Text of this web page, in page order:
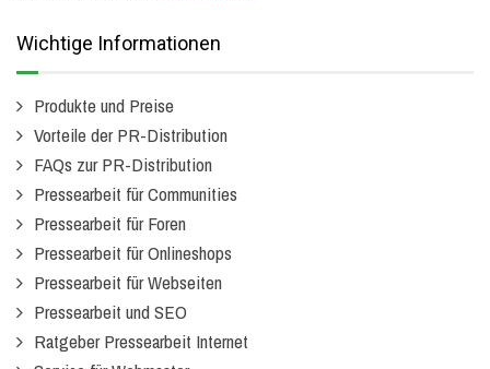
Wichtige Informationen
Produkte und Preise
Vorteile der PR-Distribution
FAQs zur PR-Distribution
Pressearbeit für Communities
Pressearbeit für Foren
Pressearbeit für Onlineshops
Pressearbeit für Webseiten
Pressearbeit und SEO
Ratgeber Pressearbeit Internet